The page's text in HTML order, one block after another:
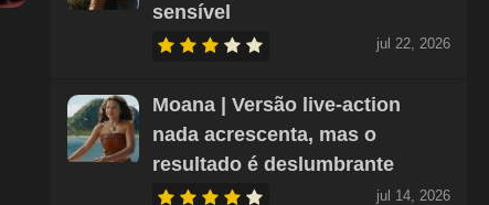
sensível
jul 22, 2026
Moana | Versão live-action
nada acrescenta, mas o
resultado é deslumbrante
jul 14, 2026